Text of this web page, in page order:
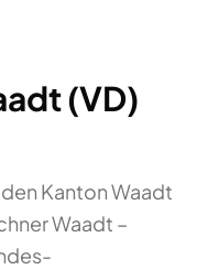
(VD)
Kanton Waadt
Waadt –